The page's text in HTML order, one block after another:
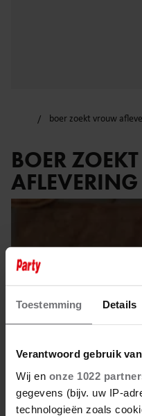
Toestemming Details
Verantwoord gebruik
Wij en onze 1022
gegevens (bijv. uw IP-
technologieën zoals
boer zoekt vrouw
BOER